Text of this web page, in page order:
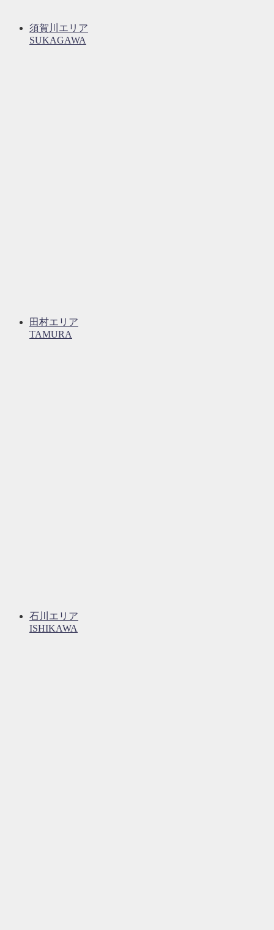
須賀川エリア
SUKAGAWA
田村エリア
TAMURA
石川エリア
ISHIKAWA